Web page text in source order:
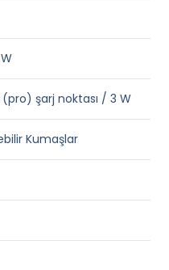
(pro) şarj noktası / 3 W
Kumaşlar